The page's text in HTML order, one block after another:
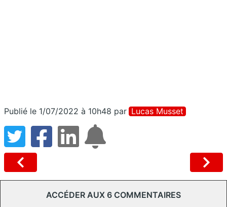
Publié le 1/07/2022 à 10h48 par Lucas Musset
ACCÉDER AUX 6 COMMENTAIRES